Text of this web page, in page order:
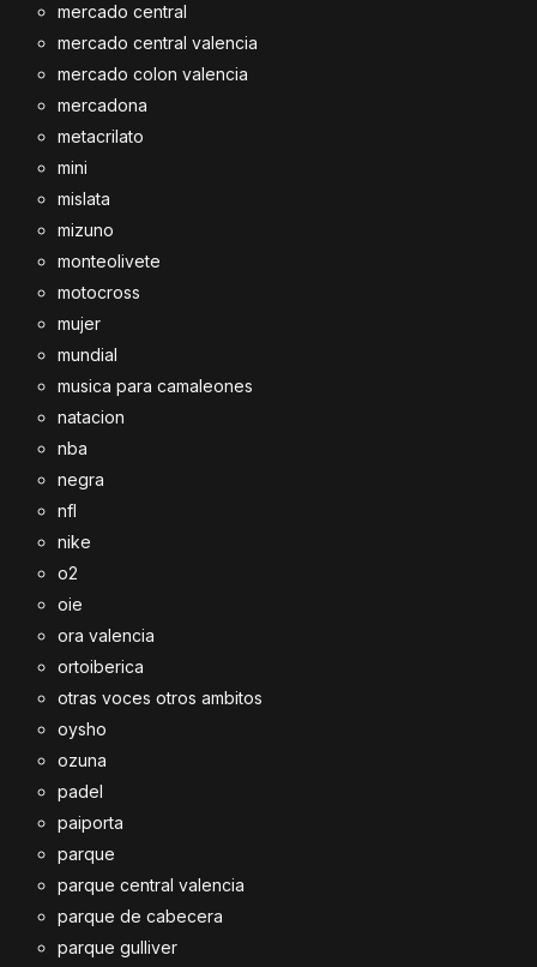
mercado central
mercado central valencia
mercado colon valencia
mercadona
metacrilato
mini
mislata
mizuno
monteolivete
motocross
mujer
mundial
musica para camaleones
natacion
nba
negra
nfl
nike
o2
oie
ora valencia
ortoiberica
otras voces otros ambitos
oysho
ozuna
padel
paiporta
parque
parque central valencia
parque de cabecera
parque gulliver